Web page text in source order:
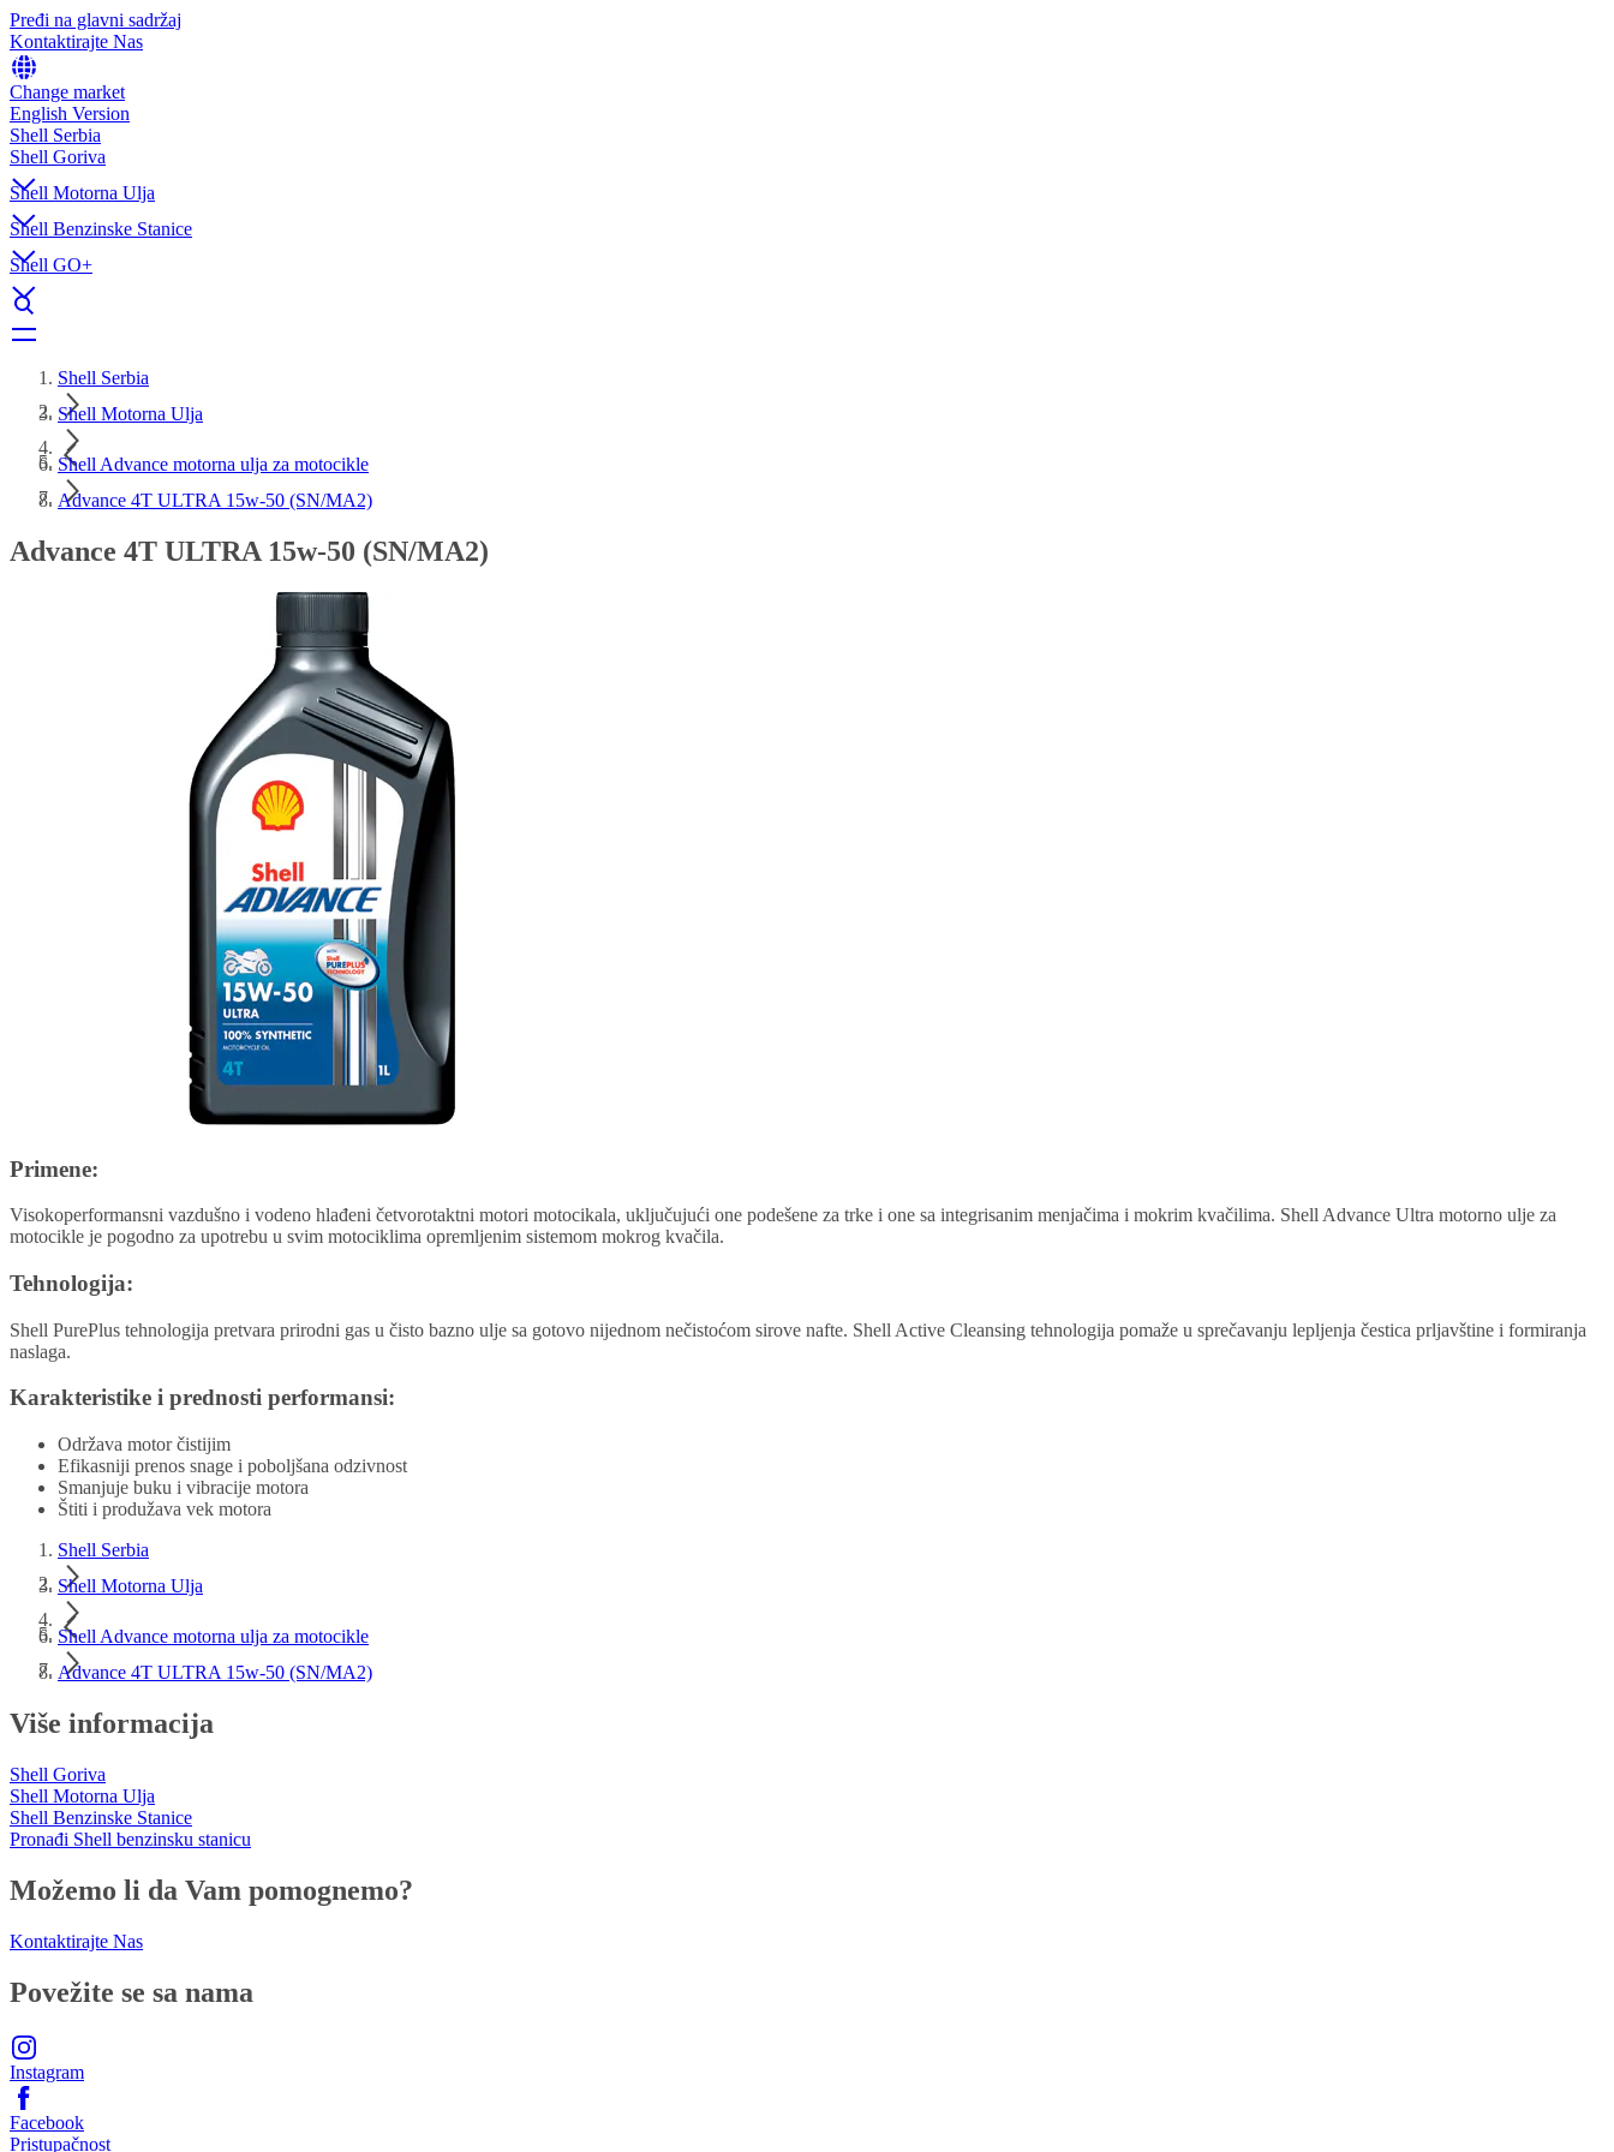
Pređi na glavni sadržaj
Kontaktirajte Nas
Change market
English Version
Shell Serbia
Shell Goriva
Shell Motorna Ulja
Shell Benzinske Stanice
Shell GO+
Shell Serbia
Shell Motorna Ulja
Shell Advance motorna ulja za motocikle
Advance 4T ULTRA 15w-50 (SN/MA2)
Advance 4T ULTRA 15w-50 (SN/MA2)
Primene:
Visokoperformansni vazdušno i vodeno hlađeni četvorotaktni motori motocikala, uključujući one podešene za trke i one sa integrisanim menjačima i mokrim kvačilima. Shell Advance Ultra motorno ulje za
motocikle je pogodno za upotrebu u svim motociklima opremljenim sistemom mokrog kvačila.
Tehnologija:
Shell PurePlus tehnologija pretvara prirodni gas u čisto bazno ulje sa gotovo nijednom nečistoćom sirove nafte. Shell Active Cleansing tehnologija pomaže u sprečavanju lepljenja čestica prljavštine i formiranja
naslaga.
Karakteristike i prednosti performansi:
Održava motor čistijim
Efikasniji prenos snage i poboljšana odzivnost
Smanjuje buku i vibracije motora
Štiti i produžava vek motora
Shell Serbia
Shell Motorna Ulja
Shell Advance motorna ulja za motocikle
Advance 4T ULTRA 15w-50 (SN/MA2)
Više informacija
Shell Goriva
Shell Motorna Ulja
Shell Benzinske Stanice
Pronađi Shell benzinsku stanicu
Možemo li da Vam pomognemo?
Kontaktirajte Nas
Povežite se sa nama
Instagram
Facebook
Pristupačnost